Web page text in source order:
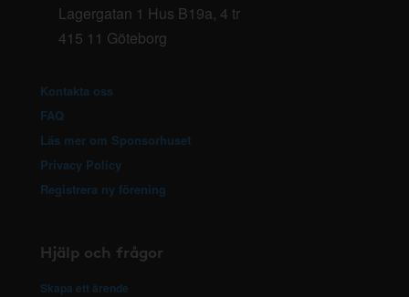
Lagergatan 1 Hus B19a, 4 tr
415 11 Göteborg
Kontakta oss
FAQ
Läs mer om Sponsorhuset
Privacy Policy
Registrera ny förening
Hjälp och frågor
Skapa ett ärende